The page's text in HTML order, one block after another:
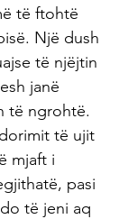
të ftohtë
Një dush
të njëjtin
janë
të ngrohtë.
të ujit
mjaft i
pasi
të jeni aq